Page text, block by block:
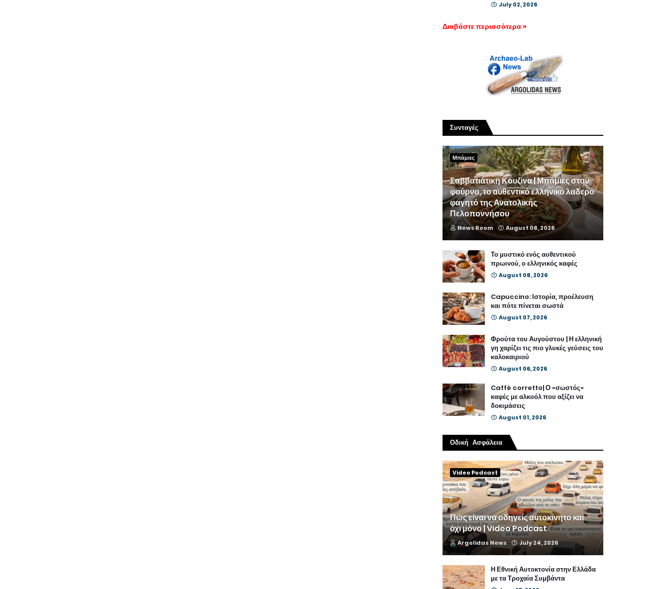
July 02, 2026
Διαβάστε περισσότερα »
Συνταγές
Μπάμιες
Σαββατιάτικη Κουζίνα | Μπάμιες στον
φούρνο, το αυθεντικό ελληνικό λαδερό
φαγητό της Ανατολικής
Πελοποννήσου
News Room August 08, 2026
Το μυστικό ενός αυθεντικού
πρωινού, ο ελληνικός καφές
August 08, 2026
Capuccino: Ιστορία, προέλευση
και πότε πίνεται σωστά
August 07, 2026
Φρούτα του Αυγούστου | Η ελληνική
γη χαρίζει τις πιο γλυκές γεύσεις του
καλοκαιριού
August 06, 2026
Caffè corretto| Ο «σωστός»
καφές με αλκοόλ που αξίζει να
δοκιμάσεις
August 01, 2026
Οδική Ασφάλεια
Video Podcast
Πώς είναι να οδηγείς αυτοκίνητο και
όχι μόνο | Video Podcast
Argolidas News July 24, 2026
Η Εθνική Αυτοκτονία στην Ελλάδα
με τα Τροχαία Συμβάντα